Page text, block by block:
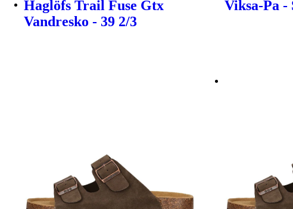
Haglöfs Trail Fuse Gtx
Vandresko - 39 2/3
Viksa-Pa -